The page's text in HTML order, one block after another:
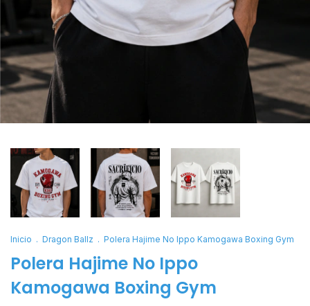
Inicio . Dragon Ballz . Polera Hajime No Ippo Kamogawa Boxing Gym
Polera Hajime No Ippo
Kamogawa Boxing Gym